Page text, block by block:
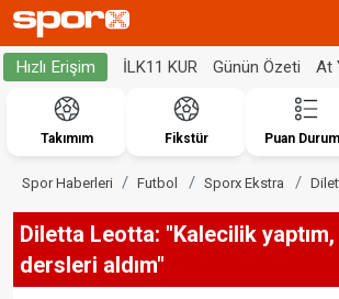
Hızlı Erişim İLK11 KUR Günün Özeti At
Takımım Fikstür Puan
Spor Haberleri Futbol Sporx Ekstra
Diletta Leotta: "Kalecilik
dersleri aldım"